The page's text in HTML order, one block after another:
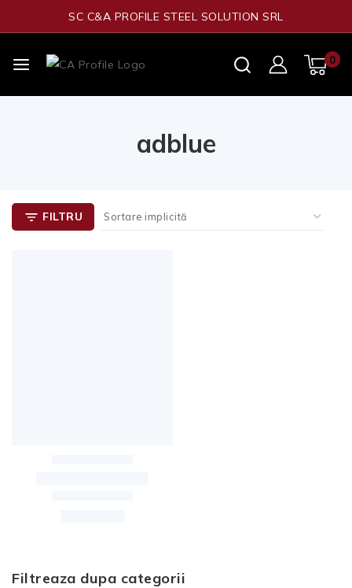
SC C&A PROFILE STEEL SOLUTION SRL
0
adblue
FILTRU
Filtreaza dupa categorii